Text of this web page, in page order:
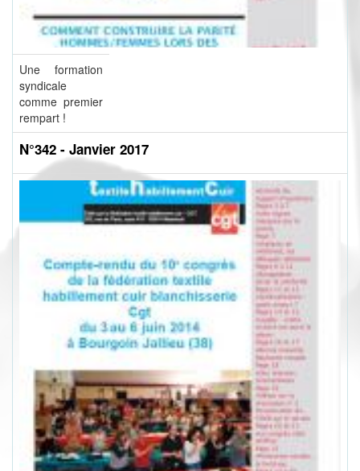
Une formation
syndicale
comme premier
rempart !
N°342 - Janvier 2017